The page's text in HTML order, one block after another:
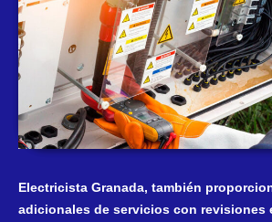
Electricista Granada, también
adicionales de servicios con revisiones